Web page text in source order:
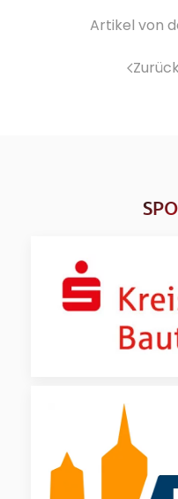
Artikel von
Zurück